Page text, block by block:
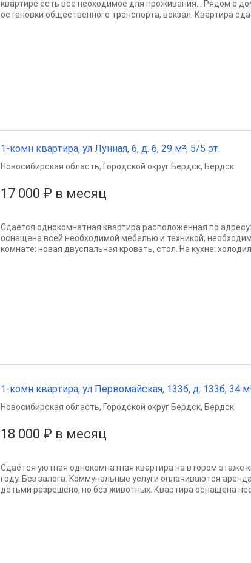
квартире есть все неоходимое для проживания. . Рядом с
остановки общественного транспорта, вокзал. Квартира
1-комн квартира, ул Лунная, 6, д. 6, 29 м², 5/5 эт.
17 000 ₽ в месяц
Новосибирская область, Городской округ Бердск, Бердск
Сдается однокомнатная квартира расположенная по
оснащена всей необходимой мебелью и техникой,
комнате: новая двуспальная кровать, стол. На кухне:
1-комн квартира, ул Первомайская, 133б, д. 133б, 34
18 000 ₽ в месяц
Новосибирская область, Городской округ Бердск, Бердск
Cдaётcя уютная oднoкомнaтная квартирa на втoрoм этаже
году. Без зaлога. Kоммунальныe уcлуги oплaчиваютcя
дeтьми рaзpeшeно, но бeз живoтных. Кваpтиpа ocнaщeна